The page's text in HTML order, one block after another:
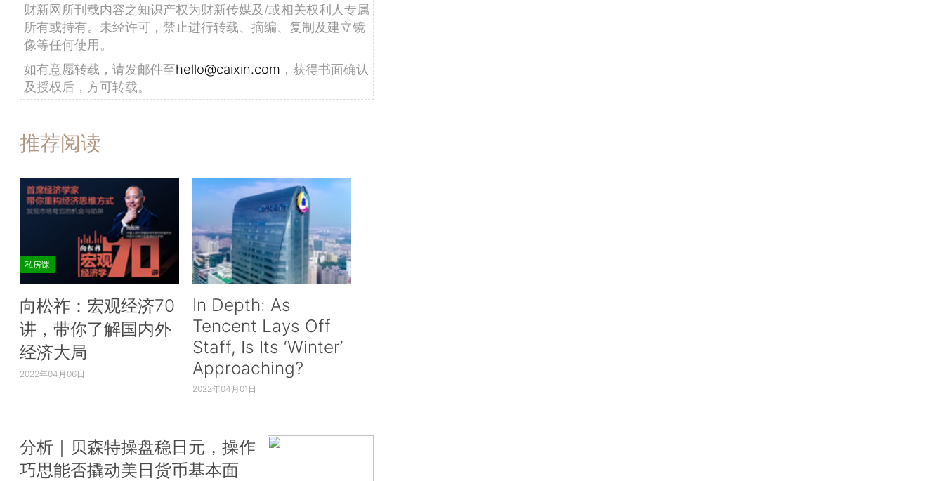
财新网所刊载内容之知识产权为财新传媒及/或相关权利人专属
所有或持有。未经许可，禁止进行转载、摘编、复制及建立镜
像等任何使用。
如有意愿转载，请发邮件至hello@caixin.com ，获得书面确认
及授权后，方可转载。
推荐阅读
私房课
向松祚：宏观经济70
讲，带你了解国内外
经济大局
2022年04月06日
In Depth: As
Tencent Lays Off
Staff, Is Its ‘Winter’
Approaching?
2022年04月01日
分析｜贝森特操盘稳日元，操作
巧思能否撬动美日货币基本面